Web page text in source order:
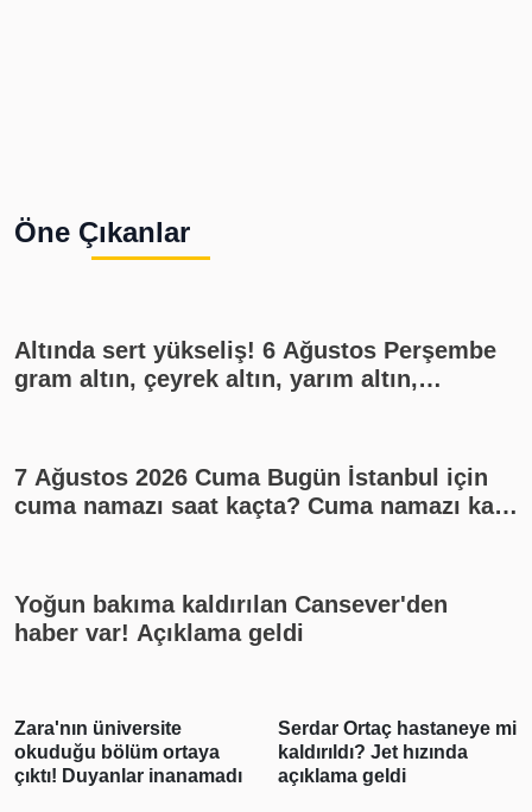
Öne Çıkanlar
Altında sert yükseliş! 6 Ağustos Perşembe
gram altın, çeyrek altın, yarım altın,
7 Ağustos 2026 Cuma Bugün İstanbul için
cuma namazı saat kaçta? Cuma namazı kaç
Yoğun bakıma kaldırılan Cansever'den
haber var! Açıklama geldi
Serdar Ortaç hastaneye mi
kaldırıldı? Jet hızında
açıklama geldi
Demet Akalın'ın doğal
pozu şoke etti! Filtre
kullanmadı, olanlar oldu